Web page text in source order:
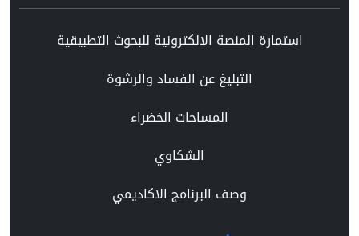
استمارة المنصة الالكترونية للبحوث التطبيقية
التبليغ عن الفساد والرشوة
المساحات الخضراء
الشكاوي
وصف البرنامج الاكاديمي